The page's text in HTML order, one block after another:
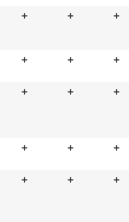
➕ ➕ ➕
➕ ➕ ➕
➕ ➕ ➕
➕ ➕ ➕
➕ ➕ ➕